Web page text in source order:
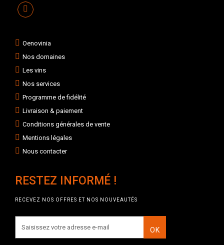
Oenovinia
Nos domaines
Les vins
Nos services
Programme de fidélité
Livraison & paiement
Conditions générales de vente
Mentions légales
Nous contacter
RESTEZ INFORMÉ !
RECEVEZ NOS OFFRES ET NOS NOUVEAUTÉS
OK